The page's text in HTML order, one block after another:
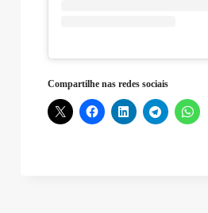
Compartilhe nas redes sociais